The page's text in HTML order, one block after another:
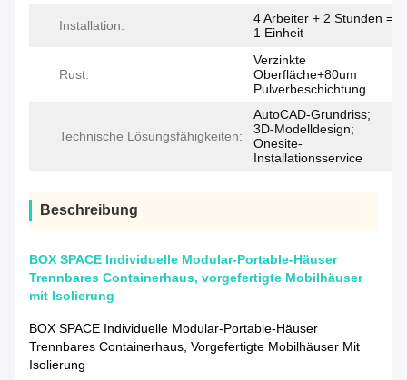
Installation:
4 Arbeiter + 2 Stunden =
1 Einheit
Rust:
Verzinkte
Oberfläche+80um
Pulverbeschichtung
Technische Lösungsfähigkeiten:
AutoCAD-Grundriss;
3D-Modelldesign;
Onesite-
Installationsservice
Beschreibung
BOX SPACE Individuelle Modular-Portable-Häuser
Trennbares Containerhaus, vorgefertigte Mobilhäuser
mit Isolierung
BOX SPACE Individuelle Modular-Portable-Häuser
Trennbares Containerhaus, Vorgefertigte Mobilhäuser Mit
Isolierung